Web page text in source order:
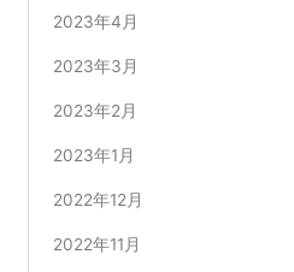
2023年4月
2023年3月
2023年2月
2023年1月
2022年12月
2022年11月